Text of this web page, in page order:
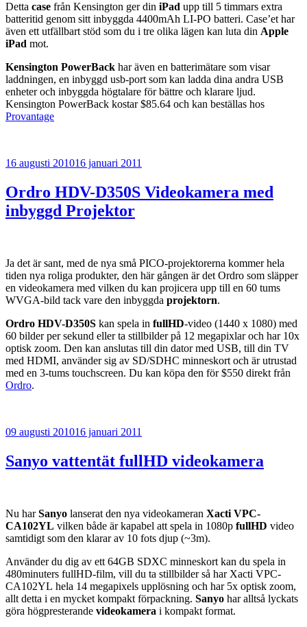
Detta case från Kensington ger din iPad upp till 5 timmars extra
batteritid genom sitt inbyggda 4400mAh LI-PO batteri. Case’et har
även ett utfällbart stöd som du i tre olika lägen kan luta din Apple
iPad mot.
Kensington PowerBack har även en batterimätare som visar
laddningen, en inbyggd usb-port som kan ladda dina andra USB
enheter och inbyggda högtalare för bättre och klarare ljud.
Kensington PowerBack kostar $85.64 och kan beställas hos
Provantage
Publicerat
16 augusti 201016 januari 2011
Ordro HDV-D350S Videokamera med
inbyggd Projektor
Ja det är sant, med de nya små PICO-projektorerna kommer hela
tiden nya roliga produkter, den här gången är det Ordro som släpper
en videokamera med vilken du kan projicera upp till en 60 tums
WVGA-bild tack vare den inbyggda projektorn.
Ordro HDV-D350S kan spela in fullHD-video (1440 x 1080) med
60 bilder per sekund eller ta stillbilder på 12 megapixlar och har 10x
optisk zoom. Den kan anslutas till din dator med USB, till din TV
med HDMI, använder sig av SD/SDHC minneskort och är utrustad
med en 3-tums touchscreen. Du kan köpa den för $550 direkt från
Ordro.
Publicerat
09 augusti 201016 januari 2011
Sanyo vattentät fullHD videokamera
Nu harSanyo lanserat den nya videokameran Xacti VPC-
CA102YL vilken både är kapabel att spela in 1080p fullHD video
samtidigt som den klarar av 10 fots djup (~3m).
Använder du dig av ett 64GB SDXC minneskort kan du spela in
480minuters fullHD-film, vill du ta stillbilder så har Xacti VPC-
CA102YL hela 14 megapixels upplösning och har 5x optisk zoom,
allt detta i en mycket kompakt förpackning. Sanyo har alltså lyckats
göra högpresterande videokamera i kompakt format.